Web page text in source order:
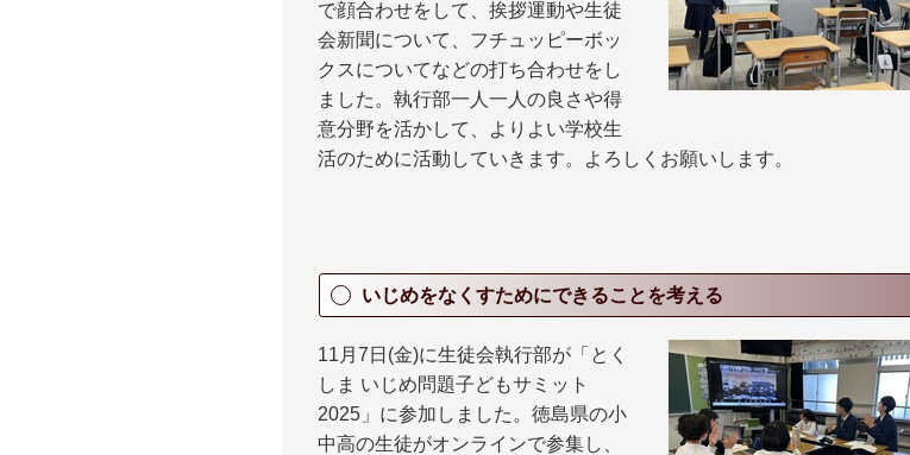
で顔合わせをして、挨拶運動や生徒
会新聞について、フチュッピーボッ
クスについてなどの打ち合わせをし
ました。執行部一人一人の良さや得
意分野を活かして、よりよい学校生
活のために活動していきます。よろしくお願いします。
いじめをなくすためにできることを考える
11月7日(金)に生徒会執行部が「とく
しま いじめ問題子どもサミット
2025」に参加しました。徳島県の小
中高の生徒がオンラインで参集し、